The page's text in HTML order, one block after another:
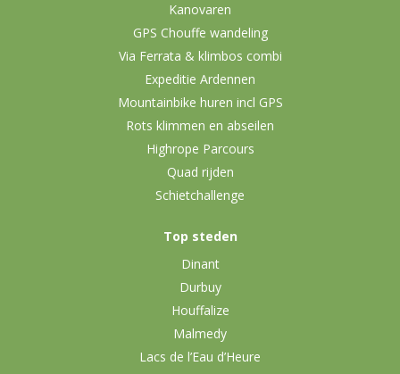
Kanovaren
GPS Chouffe wandeling
Via Ferrata & klimbos combi
Expeditie Ardennen
Mountainbike huren incl GPS
Rots klimmen en abseilen
Highrope Parcours
Quad rijden
Schietchallenge
Top steden
Dinant
Durbuy
Houffalize
Malmedy
Lacs de l’Eau d’Heure